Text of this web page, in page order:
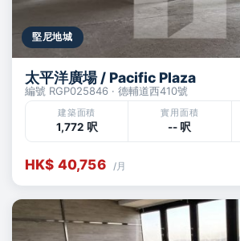
堅尼地城
太平洋廣場 / Pacific Plaza
編號 RGP025846 · 德輔道西410號
建築面積
1,772 呎
實用面積
-- 呎
HK$ 40,756 /月